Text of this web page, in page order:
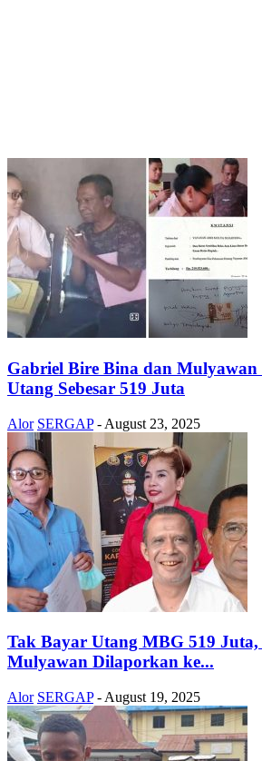
Gabriel Bire Bina dan
Utang Sebesar 519 Juta
Alor SERGAP - August 23, 2025
Tak Bayar Utang MBG 519
Mulyawan Dilaporkan ke...
Alor SERGAP - August 19, 2025